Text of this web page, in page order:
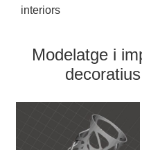
interiors
Modelatge i